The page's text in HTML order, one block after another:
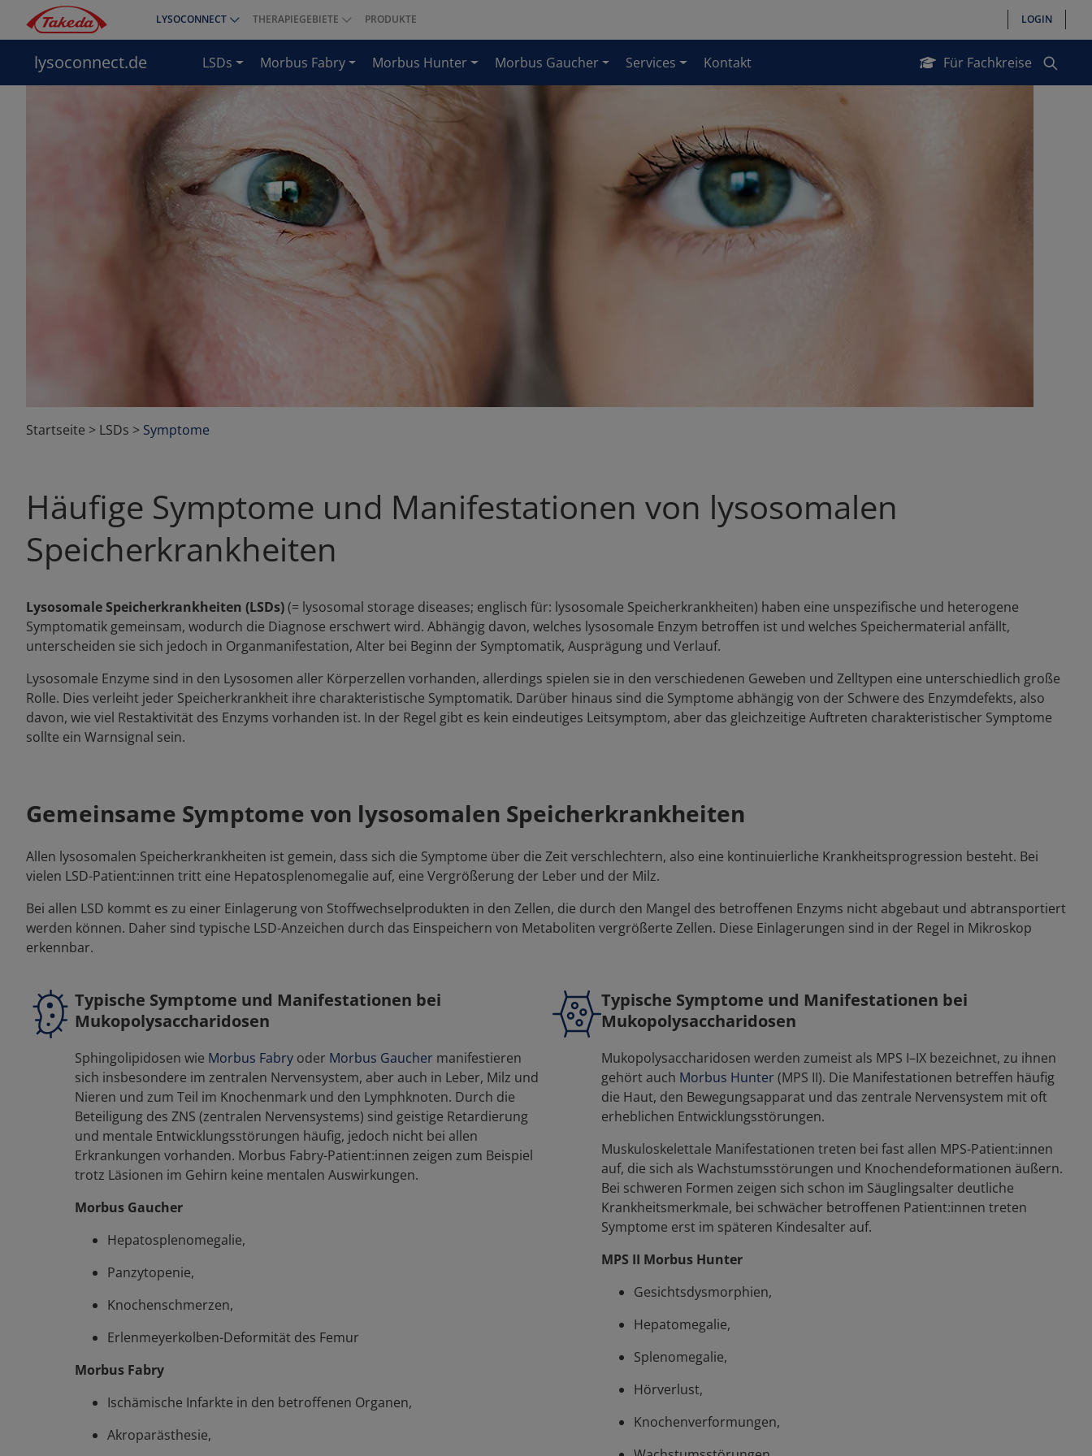
zum
Top
menu
LYSOCONNECT THERAPIEGEBIETE PRODUKTE LOGIN
lysoconnect.de LSDs Morbus Fabry Morbus Hunter Morbus Gaucher Services Kontakt Für Fachkreise
Startseite > LSDs > Symptome
Häufige Symptome und Manifestationen von lysosomalen
Speicherkrankheiten
Lysosomale Speicherkrankheiten (LSDs)(= lysosomal storage diseases; englisch für: lysosomale Speicherkrankheiten) haben eine unspezifische und heterogene
Symptomatik gemeinsam, wodurch die Diagnose erschwert wird. Abhängig davon, welches lysosomale Enzym betroffen ist und welches Speichermaterial anfällt,
unterscheiden sie sich jedoch in Organmanifestation, Alter bei Beginn der Symptomatik, Ausprägung und Verlauf.
Lysosomale Enzyme sind in den Lysosomen aller Körperzellen vorhanden, allerdings spielen sie in den verschiedenen Geweben und Zelltypen eine unterschiedlich große
Rolle. Dies verleiht jeder Speicherkrankheit ihre charakteristische Symptomatik. Darüber hinaus sind die Symptome abhängig von der Schwere des Enzymdefekts, also
davon, wie viel Restaktivität des Enzyms vorhanden ist. In der Regel gibt es kein eindeutiges Leitsymptom, aber das gleichzeitige Auftreten charakteristischer Symptome
sollte ein Warnsignal sein.
Gemeinsame Symptome von lysosomalen Speicherkrankheiten
Allen lysosomalen Speicherkrankheiten ist gemein, dass sich die Symptome über die Zeit verschlechtern, also eine kontinuierliche Krankheitsprogression besteht. Bei
vielen LSD-Patient:innen tritt eine Hepatosplenomegalie auf, eine Vergrößerung der Leber und der Milz.
Bei allen LSD kommt es zu einer Einlagerung von Stoffwechselprodukten in den Zellen, die durch den Mangel des betroffenen Enzyms nicht abgebaut und abtransportiert
werden können. Daher sind typische LSD-Anzeichen durch das Einspeichern von Metaboliten vergrößerte Zellen. Diese Einlagerungen sind in der Regel in Mikroskop
erkennbar.
Typische Symptome und Manifestationen bei
Mukopolysaccharidosen
Sphingolipidosen wie Morbus Fabry oder Morbus Gaucher manifestieren
sich insbesondere im zentralen Nervensystem, aber auch in Leber, Milz und
Nieren und zum Teil im Knochenmark und den Lymphknoten. Durch die
Beteiligung des ZNS (zentralen Nervensystems) sind geistige Retardierung
und mentale Entwicklungsstörungen häufig, jedoch nicht bei allen
Erkrankungen vorhanden. Morbus Fabry-Patient:innen zeigen zum Beispiel
trotz Läsionen im Gehirn keine mentalen Auswirkungen.
Morbus Gaucher
Hepatosplenomegalie,
Panzytopenie,
Knochenschmerzen,
Erlenmeyerkolben-Deformität des Femur
Morbus Fabry
Ischämische Infarkte in den betroffenen Organen,
Akroparästhesie,
Typische Symptome und Manifestationen bei
Mukopolysaccharidosen
Mukopolysaccharidosen werden zumeist als MPS I–IX bezeichnet, zu ihnen
gehört auch Morbus Hunter(MPS II). Die Manifestationen betreffen häufig
die Haut, den Bewegungsapparat und das zentrale Nervensystem mit oft
erheblichen Entwicklungsstörungen.
Muskuloskelettale Manifestationen treten bei fast allen MPS-Patient:innen
auf, die sich als Wachstumsstörungen und Knochendeformationen äußern.
Bei schweren Formen zeigen sich schon im Säuglingsalter deutliche
Krankheitsmerkmale, bei schwächer betroffenen Patient:innen treten
Symptome erst im späteren Kindesalter auf.
MPS II Morbus Hunter
Gesichtsdysmorphien,
Hepatomegalie,
Splenomegalie,
Hörverlust,
Knochenverformungen,